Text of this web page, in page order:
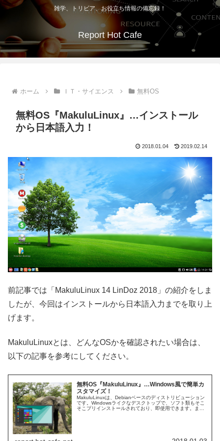
雑学、トリビア、お役立ち情報の備忘録！
Report Hot Cafe
ホーム ＩＴ・サイエンス 無料OS
無料OS『MakuluLinux』…インストール
から日本語入力！
2018.01.04 2019.02.14
前記事では「MakuluLinux 14 LinDoz 2018」の紹介をしま
したが、今回はインストールから日本語入力までを取り上
げます。
MakuluLinuxとは、どんなOSかを確認されたい場合は、
以下の記事を参考にしてください。
無料OS『MakuluLinux』…Windows風で簡単カ
スタマイズ！
MakuluLinuxは、Debianベースのディストリビューション
です。Windowsライクなデスクトップで、ソフト類もそこ
そこプリインストールされており、即使用できます。ま